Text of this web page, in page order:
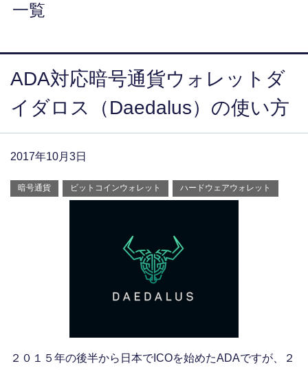
一覧
ADA対応暗号通貨ウォレットダ
イダロス（Daedalus）の使い方
2017年10月3日
暗号通貨 ビットコインウォレット ハードウェアウォレット
２０１５年の後半から日本でICOを始めたADAですが、２